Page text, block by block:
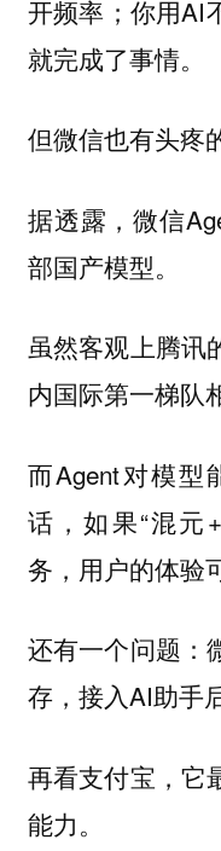
开频率；你用AI
就完成了事情。
但微信也有头疼
据透露，微信
部国产模型。
虽然客观上腾讯
内国际第一梯队
而Agent对模型
话，如果“混元
务，用户的体验
还有一个问题：
存，接入AI助手
再看支付宝，它
能力。